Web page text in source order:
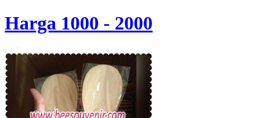
Harga 1000 - 2000